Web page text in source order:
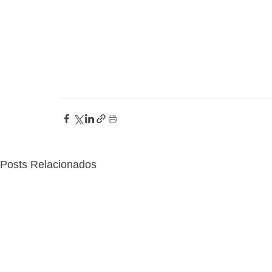
Posts Relacionados